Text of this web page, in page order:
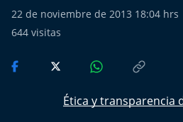
La Ruta del Pulsar
Psicología Abierta
Impacto Tecnológico
22 de noviembre de 2013 18:04 hrs
644 visitas
Ética y transparencia